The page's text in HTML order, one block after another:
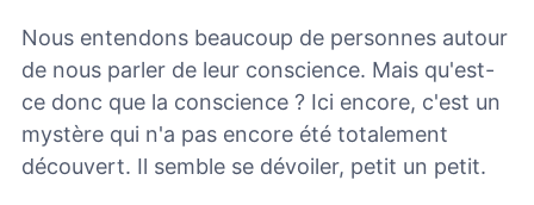
Nous entendons beaucoup de personnes autour
de nous parler de leur conscience. Mais qu'est-
ce donc que la conscience ? Ici encore, c'est un
mystère qui n'a pas encore été totalement
découvert. Il semble se dévoiler, petit un petit.